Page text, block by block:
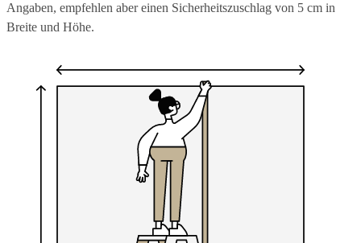
Angaben, empfehlen aber einen Sicherheitszuschlag von 5 cm in
Breite und Höhe.